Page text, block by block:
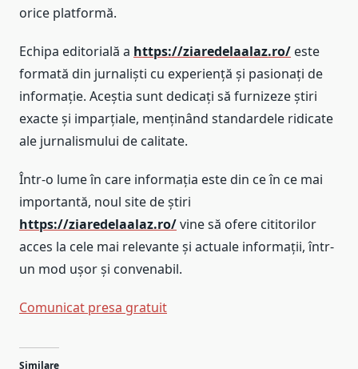
orice platformă.
Echipa editorială a https://ziaredelaalaz.ro/ este
formată din jurnaliști cu experiență și pasionați de
informație. Aceștia sunt dedicați să furnizeze știri
exacte și imparțiale, menținând standardele ridicate
ale jurnalismului de calitate.
Într-o lume în care informația este din ce în ce mai
importantă, noul site de știri
https://ziaredelaalaz.ro/vine să ofere cititorilor
acces la cele mai relevante și actuale informații, într-
un mod ușor și convenabil.
Post
Comunicat presa gratuit
Similare